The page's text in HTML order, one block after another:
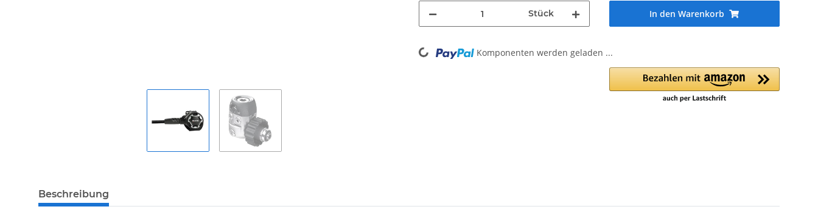
Stück In den Warenkorb
Loading... Komponenten werden geladen ...
Beschreibung